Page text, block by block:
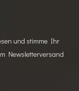
und stimme Ihr
Newsletterversand